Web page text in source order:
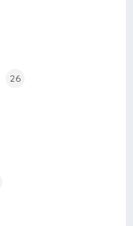
26